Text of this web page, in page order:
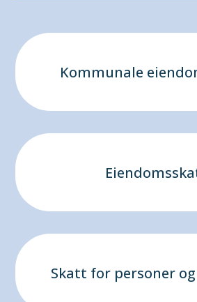
Kommunale
Skatt for personer